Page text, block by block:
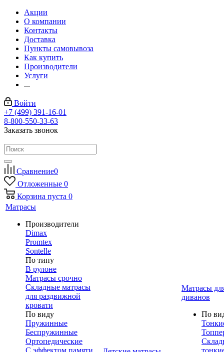
Акции
О компании
Контакты
Доставка
Пункты самовывоза
Как купить
Производители
Услуги
...
Войти
+7 (499) 391-16-01
8-800-550-33-63
Заказать звонок
Сравнение0
Отложенные 0
Корзина пуста 0
Матрасы
Производители
Dimax
Promtex
Sontelle
По типу
В рулоне
Матрасы срочно
Складные матрасы
для раздвижной
кровати
По виду
Пружинные
Беспружинные
Ортопедические
С эффектом памяти
Матрасы
диванов
По